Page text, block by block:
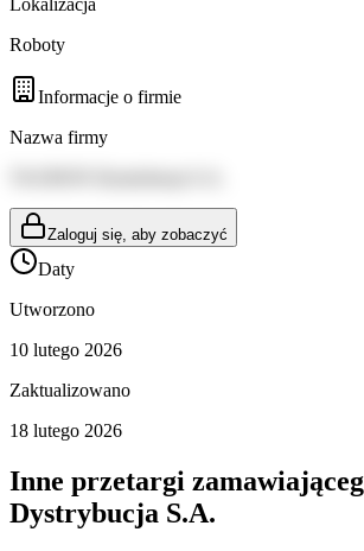
Roboty
Informacje o firmie
Nazwa firmy
Zaloguj się, aby zobaczyć
Daty
Utworzono
10 lutego 2026
Zaktualizowano
18 lutego 2026
Inne przetargi
Dystrybucja S.A.